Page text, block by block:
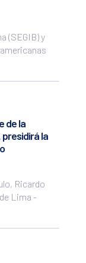
(SEGIB) y
de la
presidirá la
Ricardo
Lima -